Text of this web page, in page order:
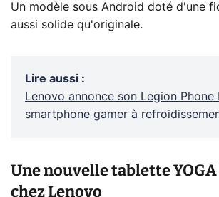
Un modèle sous Android doté d'une
aussi solide qu'originale.
Lire aussi :
Lenovo annonce son Legion Phone
smartphone gamer à
Une nouvelle tablette YOGA
chez Lenovo